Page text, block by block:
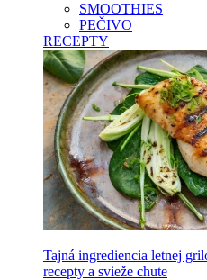
SMOOTHIES
PEČIVO
RECEPTY
Tajná ingrediencia letnej
recepty a svieže chute